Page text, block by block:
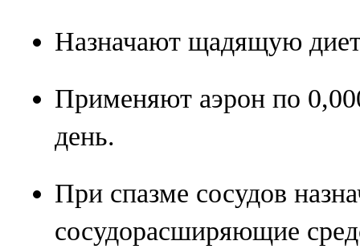
Назначают щадящую
Применяют аэрон по
день.
При спазме сосудов
сосудорасширяющие